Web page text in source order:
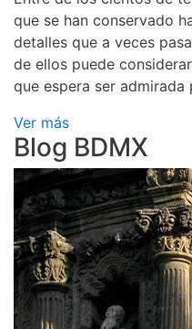
que se han conservado
detalles que a veces
de ellos puede
que espera ser
Ver más
Blog BDMX